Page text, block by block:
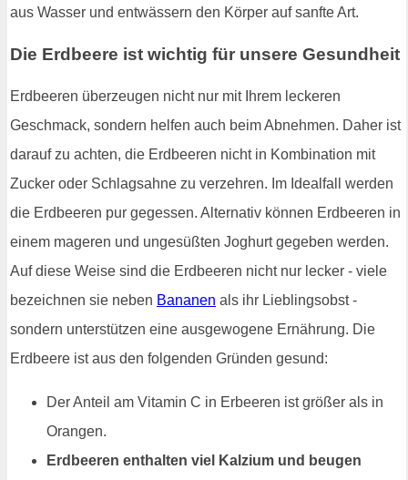
aus Wasser und entwässern den Körper auf sanfte Art.
Die Erdbeere ist wichtig für unsere Gesundheit
Erdbeeren überzeugen nicht nur mit Ihrem leckeren
Geschmack, sondern helfen auch beim Abnehmen. Daher ist
darauf zu achten, die Erdbeeren nicht in Kombination mit
Zucker oder Schlagsahne zu verzehren. Im Idealfall werden
die Erdbeeren pur gegessen. Alternativ können Erdbeeren in
einem mageren und ungesüßten Joghurt gegeben werden.
Auf diese Weise sind die Erdbeeren nicht nur lecker - viele
bezeichnen sie neben Bananen als ihr Lieblingsobst -
sondern unterstützen eine ausgewogene Ernährung. Die
Erdbeere ist aus den folgenden Gründen gesund:
Der Anteil am Vitamin C in Erbeeren ist größer als in
Orangen.
Erdbeeren enthalten viel Kalzium und beugen